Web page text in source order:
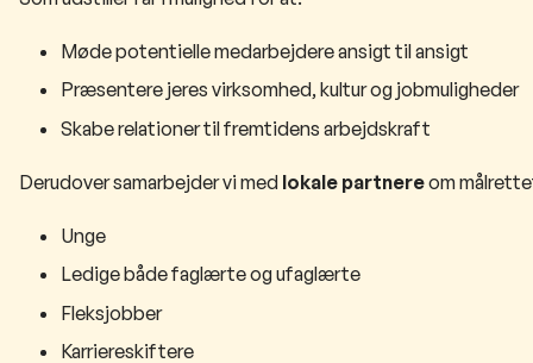
Møde potentielle medarbejdere ansigt til ansigt
Præsentere jeres virksomhed, kultur og jobmuligheder
Skabe relationer til fremtidens arbejdskraft
Derudover samarbejder vi med lokale partnereom
Unge
Ledige både faglærte og ufaglærte
Fleksjobber
Karriereskiftere